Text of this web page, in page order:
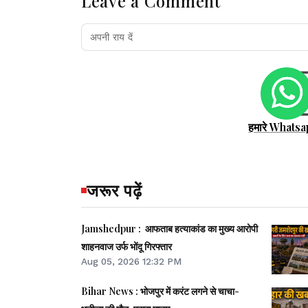
हमारे
जरूर पढ़ें
Jamshedpur : आफताब हत्याकांड का मुख्य आरोपी
शाहनवाज उर्फ भोंदू गिरफ्तार
Aug 05, 2026 12:32 PM
Bihar News : भोजपुर में करंट लगने से चाचा-